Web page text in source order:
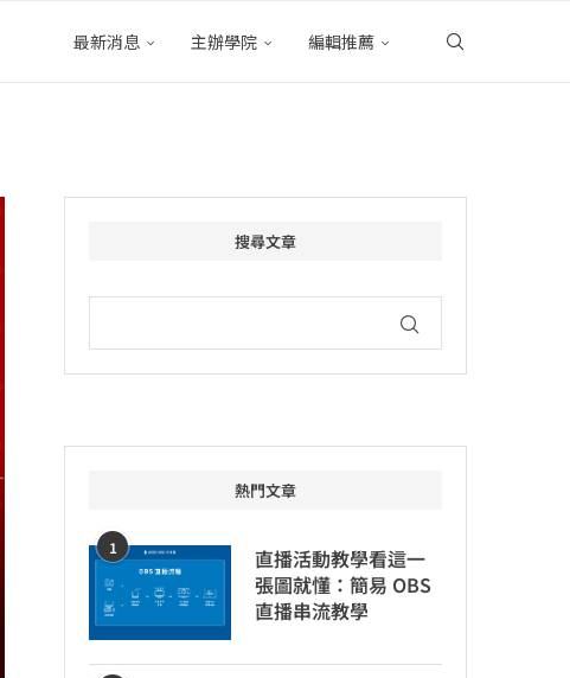
最新消息 主辦學院 編輯推薦
搜尋文章
熱門文章
1
直播活動教學看這一
張圖就懂：簡易 OBS
直播串流教學